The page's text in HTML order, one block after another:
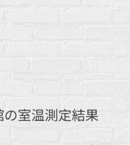
室温測定結果